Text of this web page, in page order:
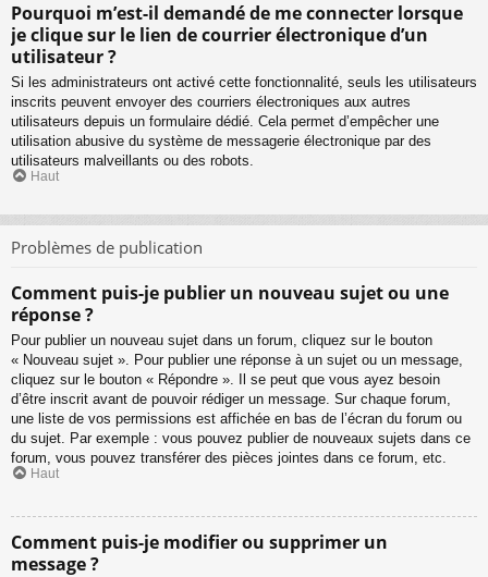
Pourquoi m’est-il demandé de me connecter lorsque
je clique sur le lien de courrier électronique d’un
utilisateur ?
Si les administrateurs ont activé cette fonctionnalité, seuls les utilisateurs
inscrits peuvent envoyer des courriers électroniques aux autres
utilisateurs depuis un formulaire dédié. Cela permet d’empêcher une
utilisation abusive du système de messagerie électronique par des
utilisateurs malveillants ou des robots.
Haut
Problèmes de publication
Comment puis-je publier un nouveau sujet ou une
réponse ?
Pour publier un nouveau sujet dans un forum, cliquez sur le bouton
« Nouveau sujet ». Pour publier une réponse à un sujet ou un message,
cliquez sur le bouton « Répondre ». Il se peut que vous ayez besoin
d’être inscrit avant de pouvoir rédiger un message. Sur chaque forum,
une liste de vos permissions est affichée en bas de l’écran du forum ou
du sujet. Par exemple : vous pouvez publier de nouveaux sujets dans ce
forum, vous pouvez transférer des pièces jointes dans ce forum, etc.
Haut
Comment puis-je modifier ou supprimer un
message ?